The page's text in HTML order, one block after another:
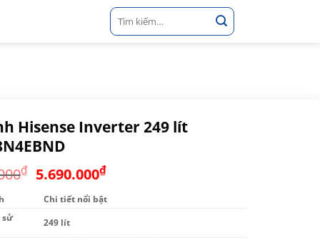
Tìm
kiếm:
Hisense Inverter 249 lít
₫ Giá
là:
6.690.000₫.
5.690.000₫Giá
tại
Chi tiết nổi bật
sử
249 lít